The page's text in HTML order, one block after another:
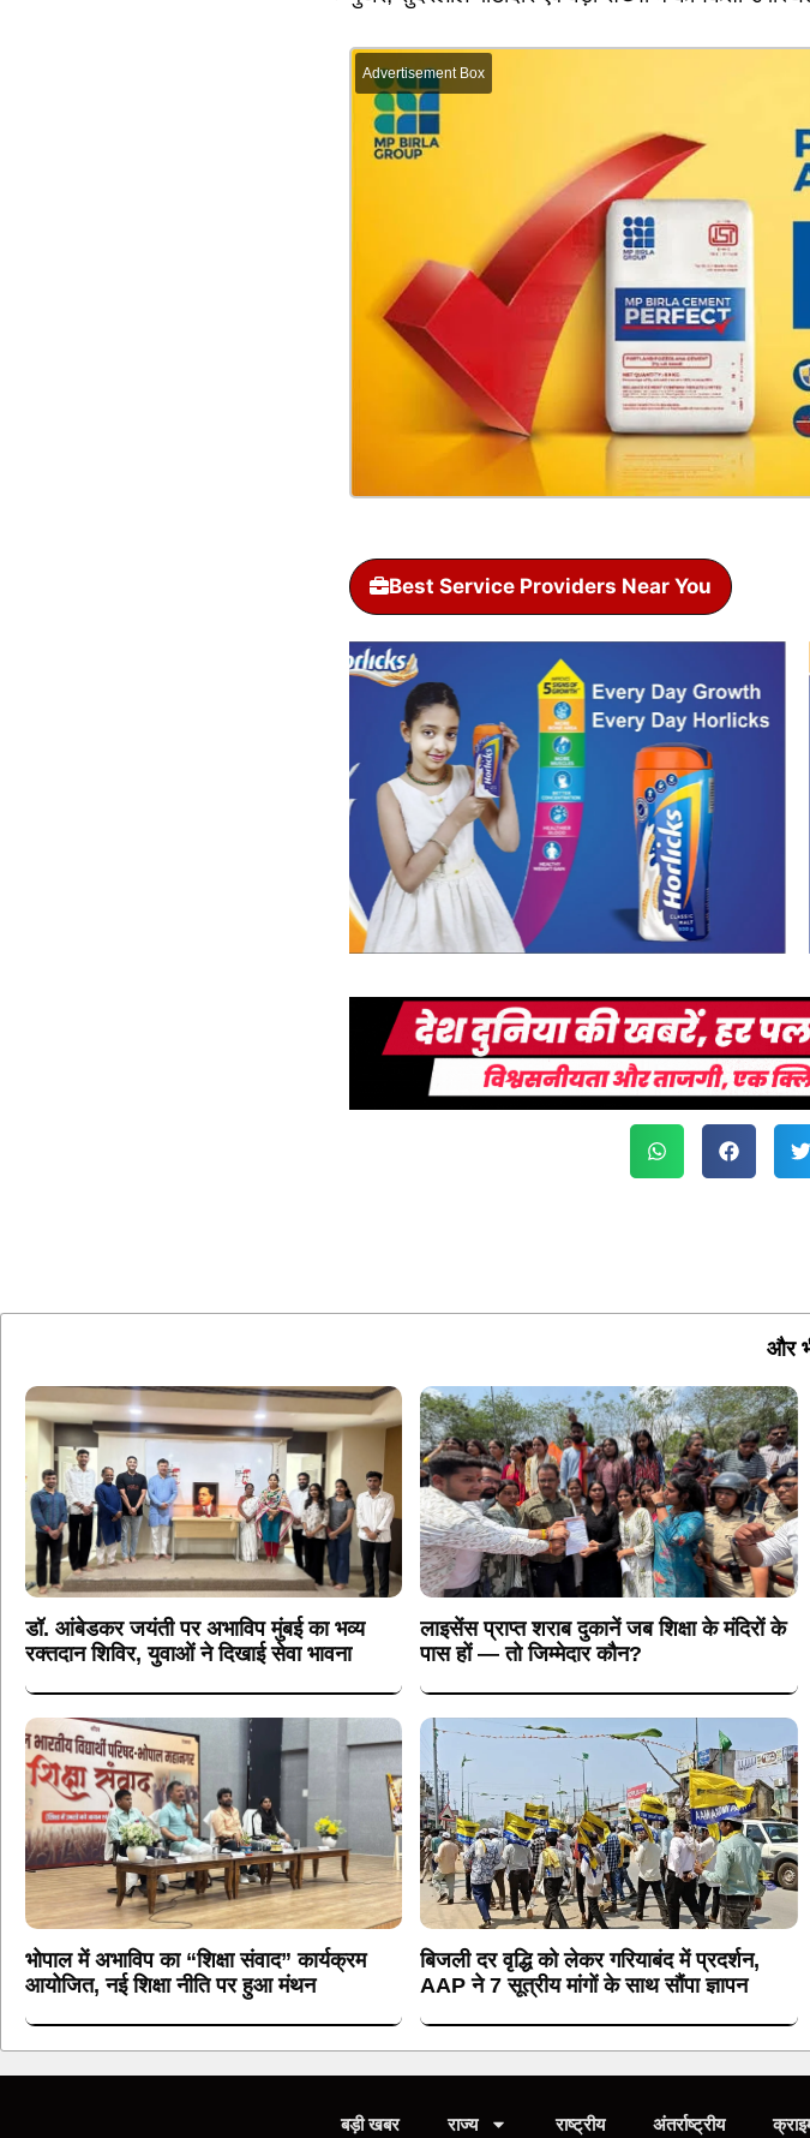
Advertisement Box
Best Service Providers Near You
और
डॉ. आंबेडकर जयंती पर अभाविप मुंबई का भव्य
रक्तदान शिविर, युवाओं ने दिखाई सेवा भावना
लाइसेंस प्राप्त शराब दुकानें जब शिक्षा के मंदिरों के
पास हों — तो जिम्मेदार कौन?
भोपाल में अभाविप का “शिक्षा संवाद” कार्यक्रम
आयोजित, नई शिक्षा नीति पर हुआ मंथन
बिजली दर वृद्धि को लेकर गरियाबंद में प्रदर्शन,
AAP ने 7 सूत्रीय मांगों के साथ सौंपा ज्ञापन
बड़ी खबर राज्य राष्ट्रीय अंतर्राष्ट्रीय